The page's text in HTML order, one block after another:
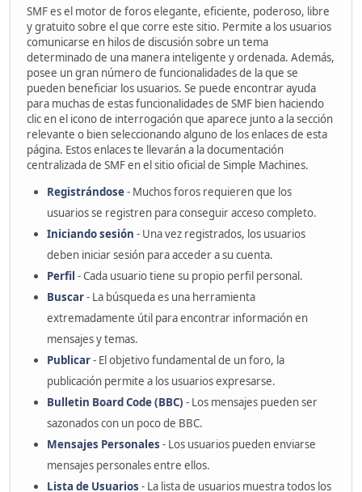
SMF es el motor de foros elegante, eficiente, poderoso, libre
y gratuito sobre el que corre este sitio. Permite a los usuarios
comunicarse en hilos de discusión sobre un tema
determinado de una manera inteligente y ordenada. Además,
posee un gran número de funcionalidades de la que se
pueden beneficiar los usuarios. Se puede encontrar ayuda
para muchas de estas funcionalidades de SMF bien haciendo
clic en el icono de interrogación que aparece junto a la sección
relevante o bien seleccionando alguno de los enlaces de esta
página. Estos enlaces te llevarán a la documentación
centralizada de SMF en el sitio oficial de Simple Machines.
Registrándose- Muchos foros requieren que los
usuarios se registren para conseguir acceso completo.
Iniciando sesión - Una vez registrados, los usuarios
deben iniciar sesión para acceder a su cuenta.
Perfil - Cada usuario tiene su propio perfil personal.
Buscar- La búsqueda es una herramienta
extremadamente útil para encontrar información en
mensajes y temas.
Publicar- El objetivo fundamental de un foro, la
publicación permite a los usuarios expresarse.
Bulletin Board Code (BBC) - Los mensajes pueden ser
sazonados con un poco de BBC.
Mensajes Personales - Los usuarios pueden enviarse
mensajes personales entre ellos.
Lista de Usuarios - La lista de usuarios muestra todos los